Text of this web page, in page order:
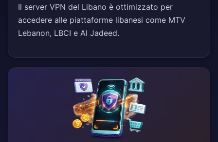
Il server VPN del Libano è ottimizzato per
accedere alle piattaforme libanesi come MTV
Lebanon, LBCI e Al Jadeed.